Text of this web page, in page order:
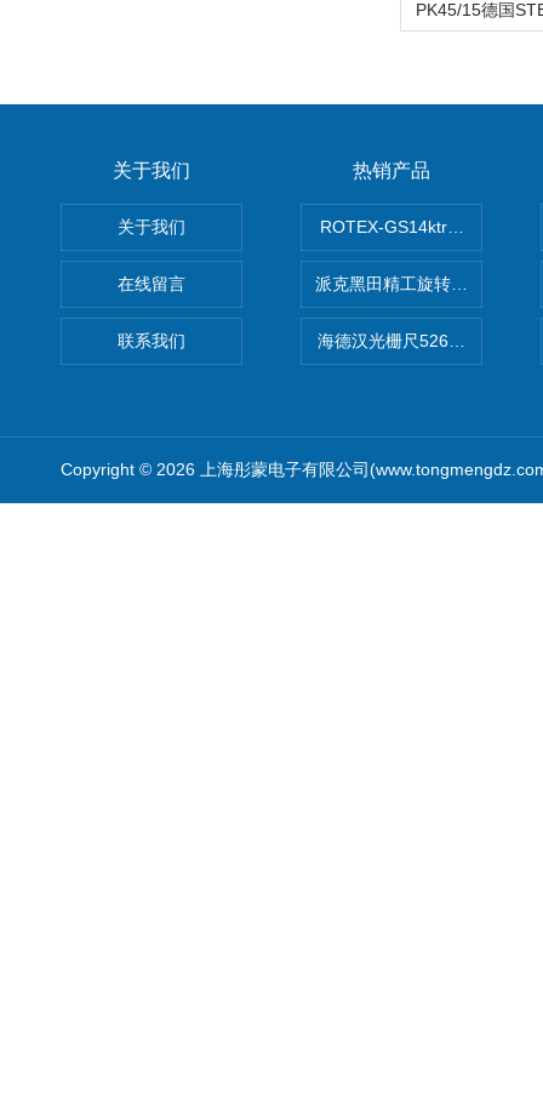
关于我们
关于我们
在线留言
联系我们
热销产品
ROTEX-GS14ktr梅花连轴器
派克黑田精工旋转气缸
海德汉光栅尺526974-09
Copyright © 2026 上海彤蒙电子有限公司